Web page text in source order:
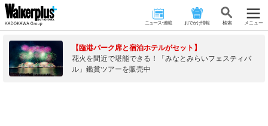
ニュース･連載 おでかけ情報 検 索 メニュー
【臨港パーク席と宿泊ホテルがセット】
花火を間近で堪能できる！「みなとみらいフェスティバ
ル」鑑賞ツアーを販売中